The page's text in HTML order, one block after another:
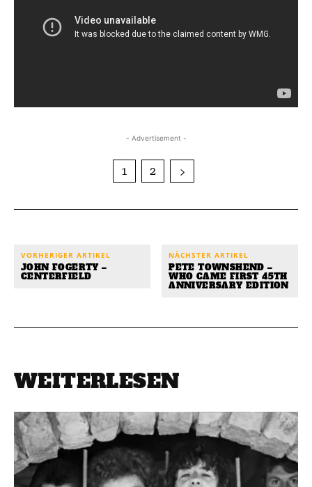
- Advertisement -
1 2
VORHERIGER ARTIKEL
JOHN FOGERTY –
CENTERFIELD
NÄCHSTER ARTIKEL
PETE TOWNSHEND –
WHO CAME FIRST 45TH
ANNIVERSARY EDITION
WEITERLESEN